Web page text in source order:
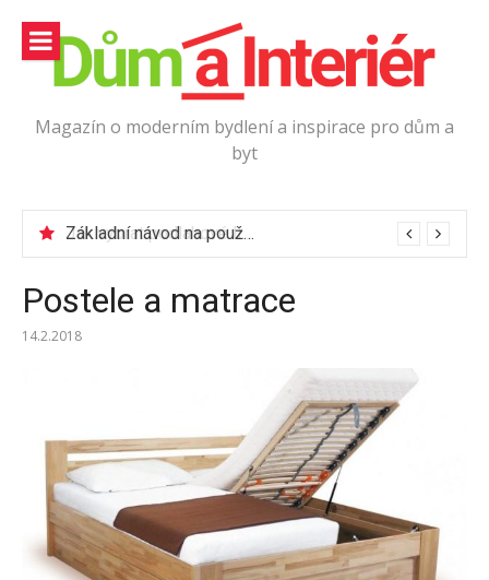
obsah
Magazín o moderním bydlení a inspirace pro dům a
byt
Základní návod na používání elektrické vrtačky
Jak vybrat podlahové lišty?
Postele a matrace
14.2.2018